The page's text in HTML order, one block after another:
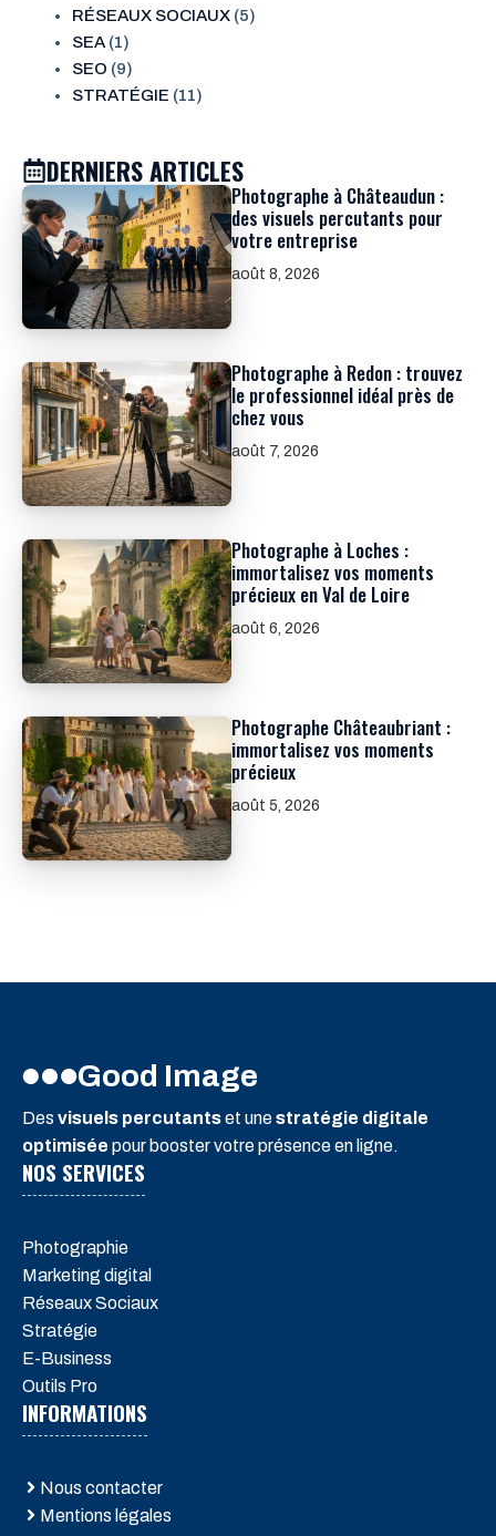
RÉSEAUX SOCIAUX (5)
SEA (1)
SEO (9)
STRATÉGIE (11)
DERNIERS ARTICLES
Photographe à Châteaudun :
des visuels percutants pour
votre entreprise
août 8, 2026
Photographe à Redon : trouvez
le professionnel idéal près de
chez vous
août 7, 2026
Photographe à Loches :
immortalisez vos moments
précieux en Val de Loire
août 6, 2026
Photographe Châteaubriant :
immortalisez vos moments
précieux
août 5, 2026
Good Image
Des visuels percutantset unestratégie digitale
optimisée pour booster votre présence en ligne.
NOS SERVICES
Photographie
Marketing digital
Réseaux Sociaux
Stratégie
E-Business
Outils Pro
INFORMATIONS
Nous contacter
Mentions légales